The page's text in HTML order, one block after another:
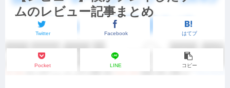
ムのレビュー記事まとめ
Twitter Facebook はてブ
Pocket LINE コピー